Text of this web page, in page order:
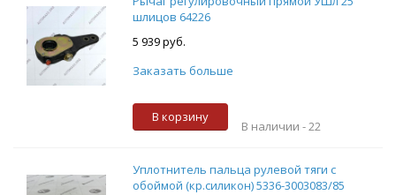
шлицов 64226
5 939 руб.
Заказать больше
В корзину
В наличии -22
Уплотнитель пальца рулевой тяги с
обоймой (кр.силикон) 5336-3003083/85